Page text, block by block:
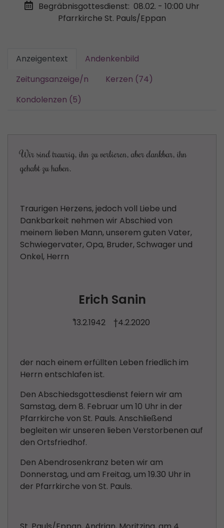
Begräbnisgottesdienst: 08.02. - 10:00 Uhr
Pfarrkirche St. Pauls/Eppan
Anzeigentext
Andenkenbild
Zeitungsanzeige/n
Kerzen (74)
Kondolenzen (5)
Wir sind traurig, ihn zu verlieren, aber dankbar, ihn
gehabt zu haben.
Traurigen Herzens, jedoch voll Liebe und
Dankbarkeit nehmen wir Abschied von
meinem lieben Mann, unserem guten Vater,
Schwiegervater, Opa, Bruder, Schwager und
Onkel, Herrn
Erich Sanin
⃰13.2.1942 †4.2.2020
der nach einem erfüllten Leben friedlich im
Herrn entschlafen ist.
Den Abschiedsgottesdienst feiern wir am
Samstag, dem 8. Februar um 10 Uhr in der
Pfarrkirche von St. Pauls. Anschließend
begleiten wir unseren lieben Verstorbenen auf
den Ortsfriedhof.
Den Abendrosenkranz beten wir am
Donnerstag, und am Freitag, um 19.30 Uhr in
der Pfarrkirche von St. Pauls.